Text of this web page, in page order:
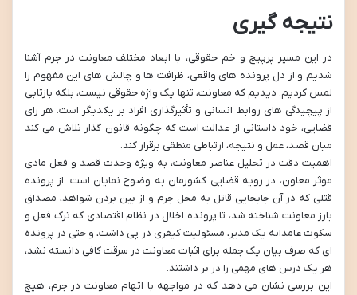
نتیجه گیری
در این مسیر پرپیچ و خم حقوقی، با ابعاد مختلف معاونت در جرم آشنا
شدیم و از دل پرونده های واقعی، ظرافت ها و چالش های این مفهوم را
لمس کردیم. دیدیم که معاونت، تنها یک واژه حقوقی نیست، بلکه بازتابی
از پیچیدگی های روابط انسانی و تأثیرگذاری افراد بر یکدیگر است. هر رای
قضایی، خود داستانی از عدالت است که چگونه قانون گذار تلاش می کند
میان قصد، عمل و نتیجه، ارتباطی منطقی برقرار کند.
اهمیت دقت در تحلیل عناصر معاونت، به ویژه وحدت قصد و فعل مادی
موثر معاون، در رویه قضایی کشورمان به وضوح نمایان است. از پرونده
قتلی که در آن جابجایی قاتل به محل جرم و از بین بردن شواهد، مصداق
بارز معاونت شناخته شد، تا پرونده اخلال در نظام اقتصادی که ترک فعل و
سکوت عامدانه یک مدیر، مسئولیت کیفری در پی داشت، و حتی در پرونده
ای که صرف بیان یک جمله برای اثبات معاونت در سرقت کافی دانسته نشد،
هر یک درس های مهمی را در بر داشتند.
این بررسی نشان می دهد که در مواجهه با اتهام معاونت در جرم، هیچ